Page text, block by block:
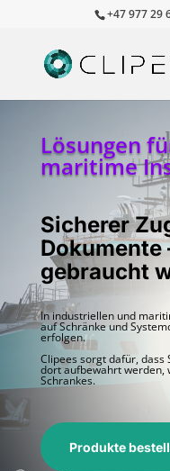
+47 977 29
Lösungen
maritime
Sicherer
Dokumente
gebraucht
In industriellen und
auf Schränke und
erfolgen.
Clipees sorgt dafür,
dort aufbewahrt werden,
Schrankes.
Produkte